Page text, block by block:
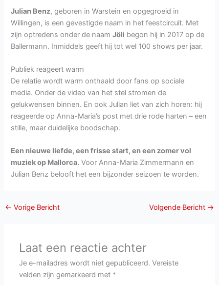
Julian Benz, geboren in Warstein en opgegroeid in
Willingen, is een gevestigde naam in het feestcircuit. Met
zijn optredens onder de naamJöli begon hij in 2017 op de
Ballermann. Inmiddels geeft hij tot wel 100 shows per jaar.
Publiek reageert warm
De relatie wordt warm onthaald door fans op sociale
media. Onder de video van het stel stromen de
gelukwensen binnen. En ook Julian liet van zich horen: hij
reageerde op Anna-Maria’s post met drie rode harten – een
stille, maar duidelijke boodschap.
Een nieuwe liefde, een frisse start, en een zomer vol
muziek op Mallorca. Voor Anna-Maria Zimmermann en
Julian Benz belooft het een bijzonder seizoen te worden.
← Vorige Bericht Volgende Bericht →
Laat een reactie achter
Je e-mailadres wordt niet gepubliceerd. Vereiste
velden zijn gemarkeerd met *